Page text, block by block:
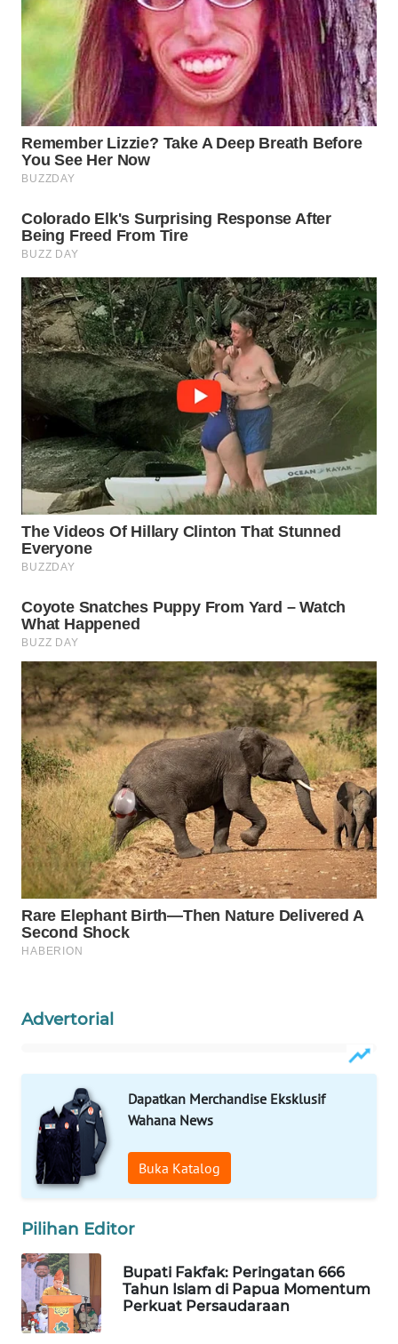
Advertorial
Dapatkan Merchandise Eksklusif
Wahana News
Buka Katalog
Pilihan Editor
Bupati Fakfak: Peringatan 666
Tahun Islam di Papua Momentum
Perkuat Persaudaraan
NATUNA
WN
BINTAN
WN
WN
LIKUPANG
WN
LABUANBAJO
WN
BORNEO
Wahana
Media
Group
WAHANA
NEWS
WAHANA
WAHANA
ADVOKAT
WAHANA
INFRASTRUKTUR
WAHANA
KONSUMEN
WAHANA
LISTRIK
WAHANA
TRAVEL
WAHANANEWS
CO ID
WAHANANEWS
NET
WAHANA
SPORT
WAHANA
UMKM